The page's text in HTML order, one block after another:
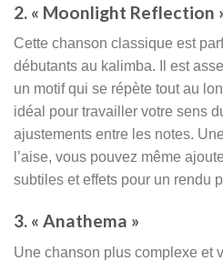
2. « Moonlight Reflection
Cette chanson classique est
débutants au kalimba. Il est
un motif qui se répète tout au
idéal pour travailler votre sens
ajustements entre les notes.
l’aise, vous pouvez même
subtiles et effets pour un rendu
3. « Anathema »
Une chanson plus complexe et